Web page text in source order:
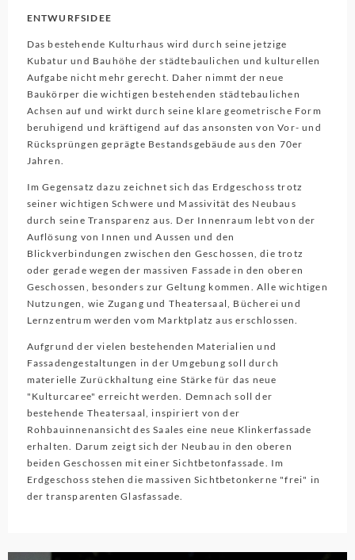
ENTWURFSIDEE
Das bestehende Kulturhaus wird durch seine jetzige
Kubatur und Bauhöhe der städtebaulichen und kulturellen
Aufgabe nicht mehr gerecht. Daher nimmt der neue
Baukörper die wichtigen bestehenden städtebaulichen
Achsen auf und wirkt durch seine klare geometrische Form
beruhigend und kräftigend auf das ansonsten von Vor- und
Rücksprüngen geprägte Bestandsgebäude aus den 70er
Jahren.
Im Gegensatz dazu zeichnet sich das Erdgeschoss trotz
seiner wichtigen Schwere und Massivität des Neubaus
durch seine Transparenz aus. Der Innenraum lebt von der
Auflösung von Innen und Aussen und den
Blickverbindungen zwischen den Geschossen, die trotz
oder gerade wegen der massiven Fassade in den oberen
Geschossen, besonders zur Geltung kommen. Alle wichtigen
Nutzungen, wie Zugang und Theatersaal, Bücherei und
Lernzentrum werden vom Marktplatz aus erschlossen.
Aufgrund der vielen bestehenden Materialien und
Fassadengestaltungen in der Umgebung soll durch
materielle Zurückhaltung eine Stärke für das neue
"Kulturcaree" erreicht werden. Demnach soll der
bestehende Theatersaal, inspiriert von der
Rohbauinnenansicht des Saales eine neue Klinkerfassade
erhalten. Darum zeigt sich der Neubau in den oberen
beiden Geschossen mit einer Sichtbetonfassade. Im
Erdgeschoss stehen die massiven Sichtbetonkerne "frei" in
der transparenten Glasfassade.